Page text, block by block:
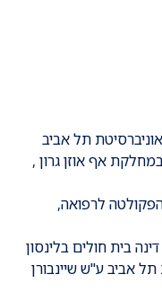
תל אביב
אף אוזן גרון ,
לרפואה,
בית חולים בלינסון
אביב ע"ש שיינבורן